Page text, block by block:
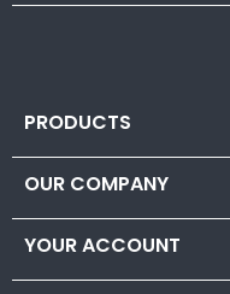
PRODUCTS
OUR COMPANY
YOUR ACCOUNT